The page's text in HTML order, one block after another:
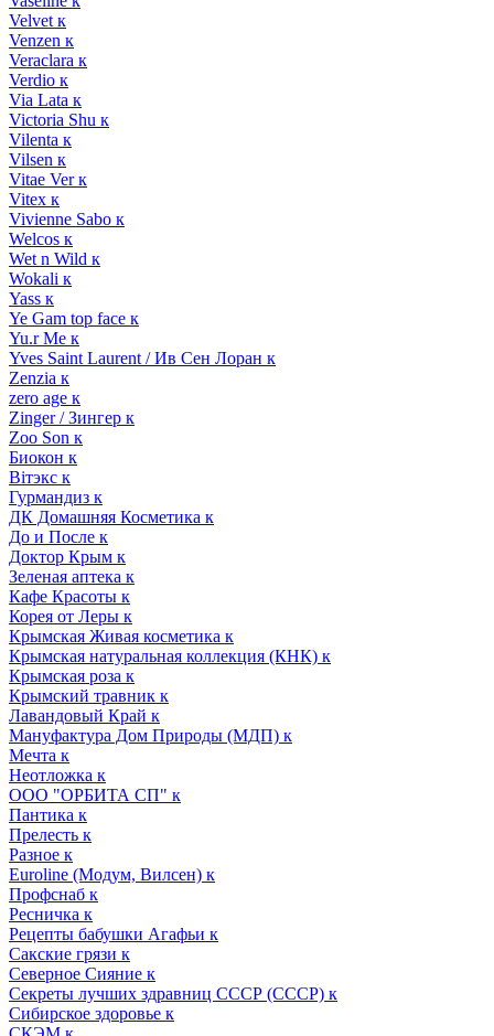
Velvet к
Venzen к
Veraclara к
Verdio к
Via Lata к
Victoria Shu к
Vilenta к
Vilsen к
Vitae Ver к
Vitex к
Vivienne Sabo к
Welcos к
Wet n Wild к
Wokali к
Yass к
Ye Gam top face к
Yu.r Me к
Yves Saint Laurent / Ив Сен Лоран к
Zenzia к
zero age к
Zinger / Зингер к
Zoo Son к
Биокон к
Вiтэкс к
Гурмандиз к
ДК Домашняя Косметика к
До и После к
Доктор Крым к
Зеленая аптека к
Кафе Красоты к
Корея от Леры к
Крымская Живая косметика к
Крымская натуральная коллекция (КНК) к
Крымская роза к
Крымский травник к
Лавандовый Край к
Мануфактура Дом Природы (МДП) к
Мечта к
Неотложка к
ООО "ОРБИТА СП" к
Пантика к
Прелесть к
Разное к
Euroline (Модум, Вилсен) к
Профснаб к
Ресничка к
Рецепты бабушки Агафьи к
Сакские грязи к
Северное Сияние к
Секреты лучших здравниц СССР (СССР) к
Сибирское здоровье к